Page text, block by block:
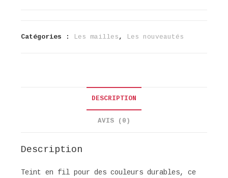
bleue
Catégories : Les mailles , Les nouveautés
DESCRIPTION
AVIS (0)
Description
Teint en fil pour des couleurs durables, ce